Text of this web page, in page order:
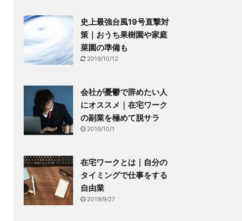
史上最強台風19号直撃対
策｜おうち果樹園や家庭
菜園の準備も
2019/10/12
会社が憂鬱で辞めたい人
にオススメ｜在宅ワーク
の副業を極めて脱サラ
2019/10/1
在宅ワークとは｜自分の
タイミングで仕事をする
自由業
2019/9/27